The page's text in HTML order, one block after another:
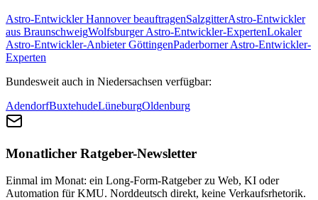
Astro-Entwickler Hannover beauftragenSalzgitterAstro-Entwickler
aus BraunschweigWolfsburger Astro-Entwickler-ExpertenLokaler
Astro-Entwickler-Anbieter GöttingenPaderborner Astro-Entwickler-
Experten
Bundesweit auch in Niedersachsen verfügbar:
AdendorfBuxtehudeLüneburgOldenburg
Monatlicher Ratgeber-Newsletter
Einmal im Monat: ein Long-Form-Ratgeber zu Web, KI oder
Automation für KMU. Norddeutsch direkt, keine Verkaufsrhetorik.